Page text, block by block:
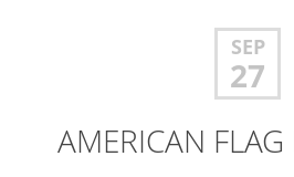
SEP
27
AMERICAN